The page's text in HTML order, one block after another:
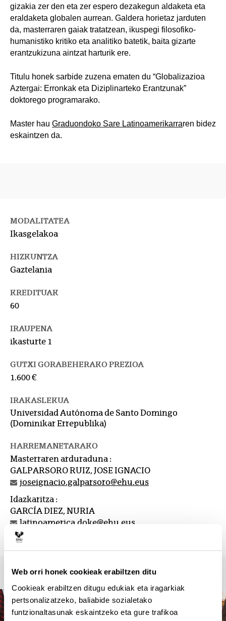
Web orri honek cookieak erabiltzen ditu
Cookieak erabiltzen ditugu edukiak eta iragarkiak
pertsonalizatzeko, baliabide sozialetako
funtzionaltasunak eskaintzeko eta gure trafikoa
gizakia zer den eta zer espero dezakegun aldaketa eta
eraldaketa globalen aurrean. Galdera horietaz jarduten
da, masterraren gaiak tratatzean, ikuspegi filosofiko-
humanistiko kritiko eta analitiko batetik, baita gizarte
erantzukizuna aintzat harturik ere.
Titulu honek sarbide zuzena ematen du “Globalizazioa
Aztergai: Erronkak eta Diziplinarteko Erantzunak”
doktorego programarako.
Master hau Graduondoko Sare Latinoamerikarraren bidez
eskaintzen da.
MODALITATEA
Ikasgelakoa
HIZKUNTZA
Gaztelania
KREDITUAK
60
IRAUPENA
ikasturte 1
GUTXI GORABEHERAKO PREZIOA
1.600 €
IRAKASLEKUA
Universidad Autónoma de Santo Domingo
(Dominikar Errepublika)
HARREMANETARAKO
Masterraren arduraduna :
GALPARSORO RUIZ, JOSE IGNACIO
joseignacio.galparsoro@ehu.eus
Idazkaritza :
GARCÍA DIEZ, NURIA
latinoamerica.doke@ehu.eus
94 601 4544